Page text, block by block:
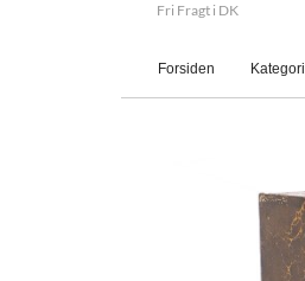
Fri Fragt i DK
Forsiden (current)Kategori